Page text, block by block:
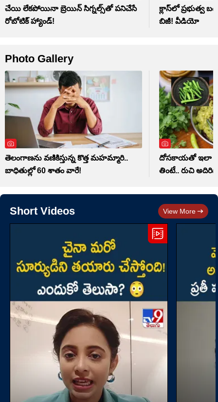
చేయి లేకపోయినా బ్రెయిన్ సిగ్నల్స్‌తో పనిచేసే
రోబోటిక్ హ్యాండ్!
క్లాస్‌లో ప్రభుత్వ
బిజీ! వీడియో
Photo Gallery
తెలంగాణను వణికిస్తున్న కొత్త మహమ్మారి..
బాధితుల్లో 60 శాతం వారే!
దోసకాయతో ఇలా
తింటే.. రుచి
Short Videos View More